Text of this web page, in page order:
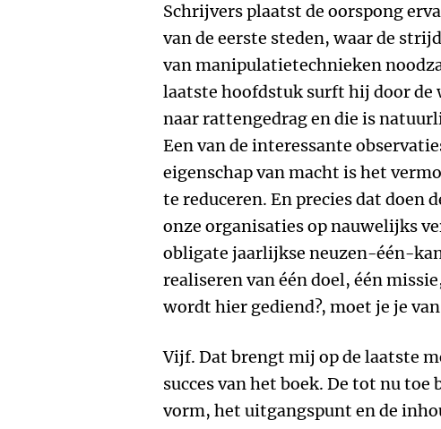
Schrijvers plaatst de oorspong
van de eerste steden, waar de
van manipulatietechnieken
laatste hoofdstuk surft hij door de
naar rattengedrag en die is
Een van de interessante
eigenschap van macht is het
te reduceren. En precies dat doen
onze organisaties op nauwelijks
obligate jaarlijkse neuzen-één-
realiseren van één doel, één
wordt hier gediend?, moet je je
Vijf. Dat brengt mij op de laatste
succes van het boek. De tot nu
vorm, het uitgangspunt en de